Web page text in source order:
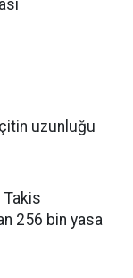
uzunluğu
Takis
256 bin yasa